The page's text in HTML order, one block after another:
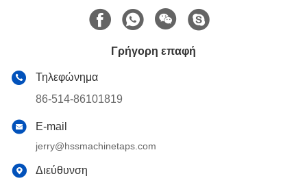
Γρήγορη επαφή
Τηλεφώνημα
86-514-86101819
E-mail
jerry@hssmachinetaps.com
Διεύθυνση